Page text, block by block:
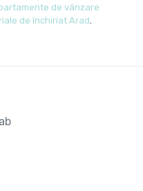
de vânzare
de închiriat Arad